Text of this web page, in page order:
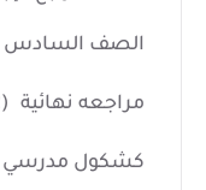
الصف السادس
مراجعه نهائية (2)
كشكول مدرسي